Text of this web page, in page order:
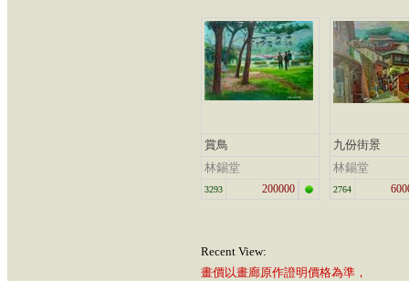
賞鳥
林錫堂
3293 200000
九份街景
林錫堂
2764
Recent View:
畫價以畫廊原作證明價格為準，